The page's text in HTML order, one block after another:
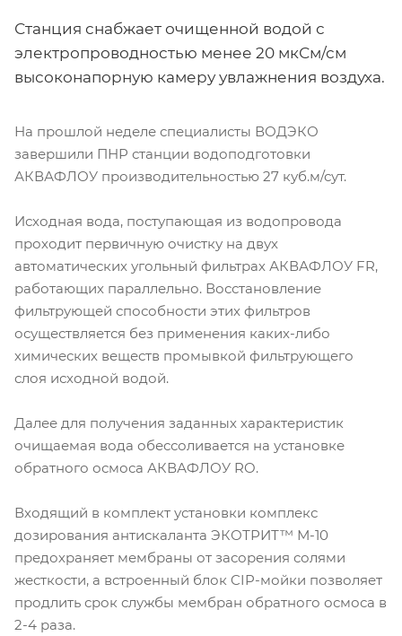
Станция снабжает очищенной водой с
электропроводностью менее 20 мкСм/см
высоконапорную камеру увлажнения воздуха.
На прошлой неделе специалисты ВОДЭКО
завершили ПНР станции водоподготовки
АКВАФЛОУ производительностью 27 куб.м/сут.
Исходная вода, поступающая из водопровода
проходит первичную очистку на двух
автоматических угольный фильтрах АКВАФЛОУ FR,
работающих параллельно. Восстановление
фильтрующей способности этих фильтров
осуществляется без применения каких-либо
химических веществ промывкой фильтрующего
слоя исходной водой.
Далее для получения заданных характеристик
очищаемая вода обессоливается на установке
обратного осмоса АКВАФЛОУ RO.
Входящий в комплект установки комплекс
дозирования антискаланта ЭКОТРИТ™ М-10
предохраняет мембраны от засорения солями
жесткости, а встроенный блок CIP-мойки позволяет
продлить срок службы мембран обратного осмоса в
2-4 раза.